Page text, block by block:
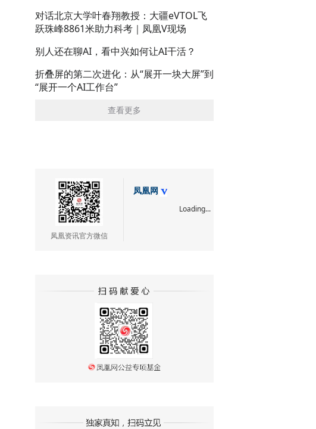
对话北京大学叶春翔教授：大疆eVTOL飞
跃珠峰8861米助力科考｜凤凰V现场
别人还在聊AI，看中兴如何让AI干活？
折叠屏的第二次进化：从“展开一块大屏”到
“展开一个AI工作台”
查看更多
凤凰资讯官方微信
凤凰网
Loading...